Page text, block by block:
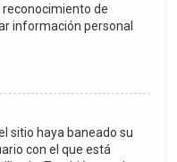
de
información personal
sitio haya baneado su
con el que está